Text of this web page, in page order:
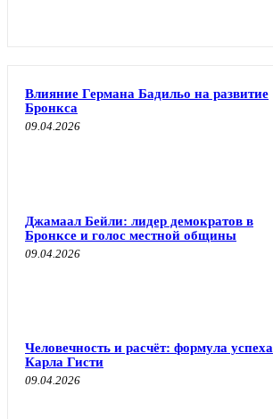
Влияние Германа Бадильо на развитие
Бронкса
09.04.2026
Джамаал Бейли: лидер демократов в
Бронксе и голос местной общины
09.04.2026
Человечность и расчёт: формула успеха
Карла Гисти
09.04.2026